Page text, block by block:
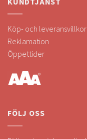
Köp- och leveransvillkor
Reklamation
Öppettider
FÖLJ OSS